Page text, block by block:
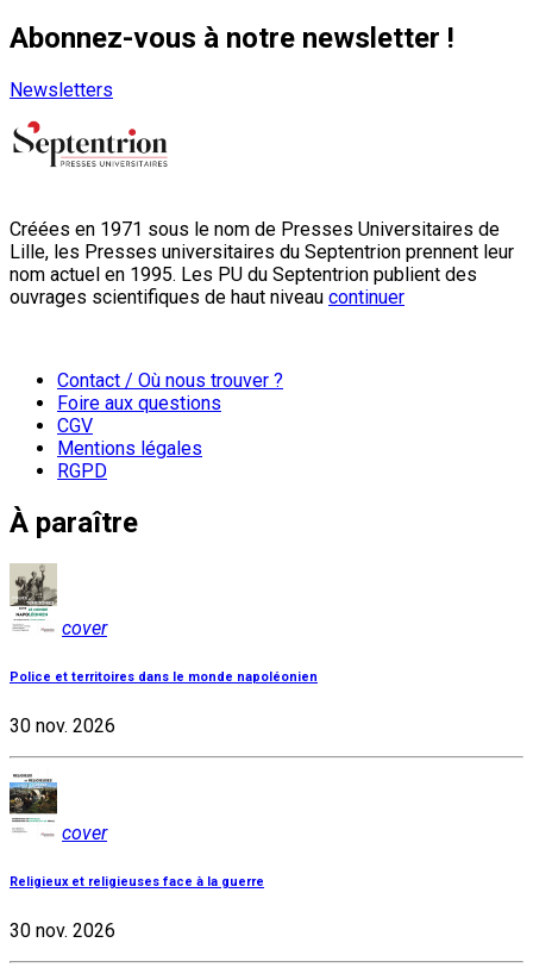
Abonnez-vous à notre newsletter !
Newsletters
Créées en 1971 sous le nom de Presses Universitaires de
Lille, les Presses universitaires du Septentrion prennent leur
nom actuel en 1995. Les PU du Septentrion publient des
ouvrages scientifiques de haut niveau continuer
Contact / Où nous trouver ?
Foire aux questions
CGV
Mentions légales
RGPD
À paraître
cover
Police et territoires dans le monde napoléonien
30 nov. 2026
cover
Religieux et religieuses face à la guerre
30 nov. 2026